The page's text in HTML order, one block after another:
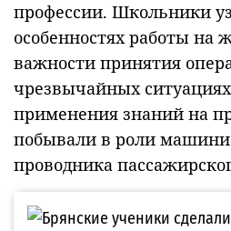
профессии. Школьники
особенностях работы на
важности принятия
чрезвычайных
применения знаний на
побывали в роли
проводника